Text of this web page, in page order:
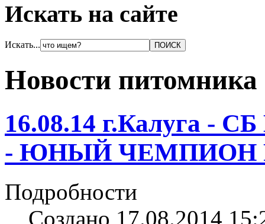
Искать на сайте
Искать...
Новости
16.08.14 г.Калуга -
- ЮНЫЙ ЧЕМПИОН
Подробности
Создано 17.08.2014